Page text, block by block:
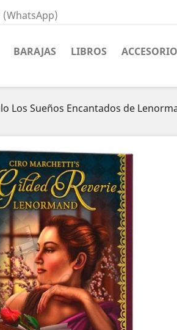
(WhatsApp)
BARAJAS LIBROS
Los Sueños Encantados de